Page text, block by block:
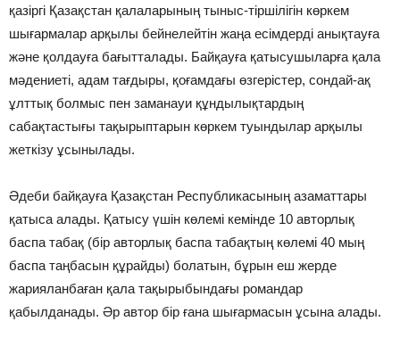
қазіргі Қазақстан қалаларының тыныс-тіршілігін көркем
шығармалар арқылы бейнелейтін жаңа есімдерді анықтауға
және қолдауға бағытталады. Байқауға қатысушыларға қала
мәдениеті, адам тағдыры, қоғамдағы өзгерістер, сондай-ақ
ұлттық болмыс пен заманауи құндылықтардың
сабақтастығы тақырыптарын көркем туындылар арқылы
жеткізу ұсынылады.
Әдеби байқауға Қазақстан Республикасының азаматтары
қатыса алады. Қатысу үшін көлемі кемінде 10 авторлық
баспа табақ (бір авторлық баспа табақтың көлемі 40 мың
баспа таңбасын құрайды) болатын, бұрын еш жерде
жарияланбаған қала тақырыбындағы романдар
қабылданады. Әр автор бір ғана шығармасын ұсына алады.